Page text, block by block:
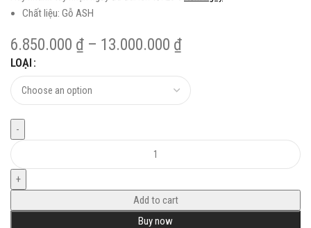
Chất liệu: Gỗ ASH
6.850.000 ₫ – 13.000.000 ₫
LOẠI
Add to cart
Buy now